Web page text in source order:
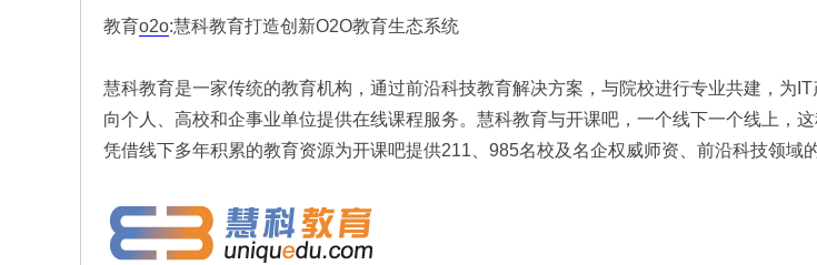
教育o2o:慧科教育打造创新O2O教育生态系统
慧科教育是一家传统的教育机构，通过前沿科技教育解决方案，与院校进行专业共建，为
向个人、高校和企事业单位提供在线课程服务。慧科教育与开课吧，一个线下一个线上，
凭借线下多年积累的教育资源为开课吧提供211、985名校及名企权威师资、前沿科技领域